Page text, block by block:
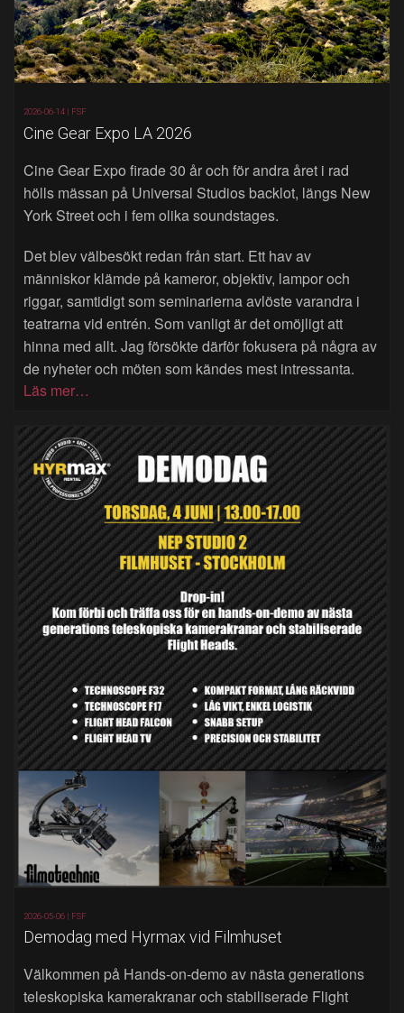
2026-06-14 | FSF
Cine Gear Expo LA 2026
Cine Gear Expo firade 30 år och för andra året i rad
hölls mässan på Universal Studios backlot, längs New
York Street och i fem olika soundstages.
Det blev välbesökt redan från start. Ett hav av
människor klämde på kameror, objektiv, lampor och
riggar, samtidigt som seminarierna avlöste varandra i
teatrarna vid entrén. Som vanligt är det omöjligt att
hinna med allt. Jag försökte därför fokusera på några av
de nyheter och möten som kändes mest intressanta.
Läs mer…
2026-05-06 | FSF
Demodag med Hyrmax vid Filmhuset
Välkommen på Hands‑on‑demo av nästa generations
teleskopiska kamerakranar och stabiliserade Flight